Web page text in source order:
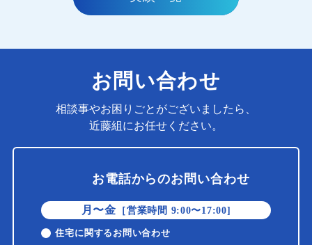
お問い合わせ
相談事やお困りごとがございましたら、
近藤組にお任せください。
お電話からのお問い合わせ
月〜金 ［営業時間 9:00〜17:00]
住宅に関するお問い合わせ